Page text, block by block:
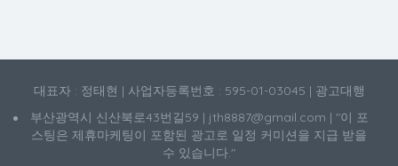
대표자 : 정태현 | 사업자등록번호 : 595-01-03045 | 광고대행
부산광역시 신산북로43번길59 | jth8887@gmail.com | "이 포
스팅은 제휴마케팅이 포함된 광고로 일정 커미션을 지급 받을
수 있습니다."